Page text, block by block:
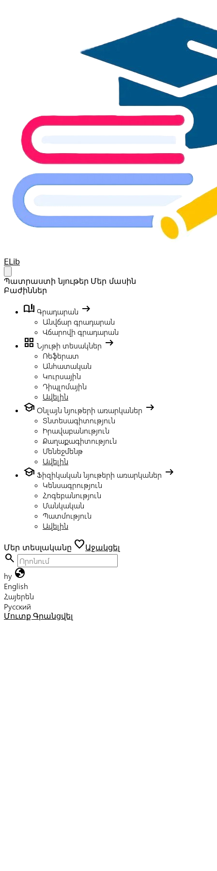
Your Company
ELib
Պատրաստի նյութեր Մեր մասին
Բաժիններ
book_ribbon Գրադարան arrow_right_alt
Անվճար գրադարան
Վճարովի գրադարան
grid_view Նյութի տեսակներ arrow_right_alt
Ռեֆերատ
Անհատական
Կուրսային
Դիպլոմային
Ավելին
school Օնլայն նյութերի առարկաներ arrow_right_alt
Տնտեսագիտություն
Իրավաբանություն
Քաղաքագիտություն
Մենեջմենթ
Ավելին
school Ֆիզիկական նյութերի առարկաներ arrow_right_alt
Կենսագրություն
Հոգեբանություն
Մանկական
Պատմություն
Ավելին
Մեր տեսլականը favoriteԱջակցել
search
hy globe
English
Հայերեն
Русский
Մուտք Գրանցվել